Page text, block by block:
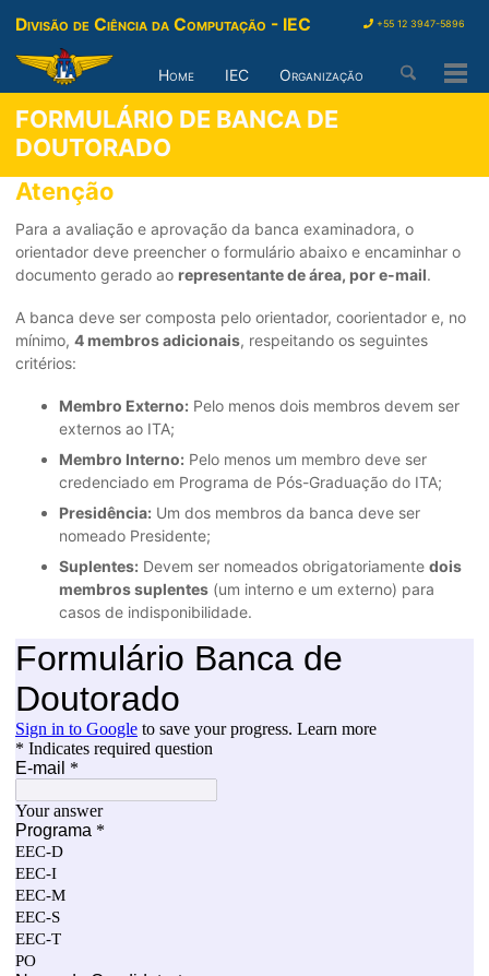
Divisão de Ciência da Computação - IEC +55 12 3947-5896
Home IEC Organização
FORMULÁRIO DE BANCA DE
DOUTORADO
Atenção
Para a avaliação e aprovação da banca examinadora, o
orientador deve preencher o formulário abaixo e encaminhar o
documento gerado ao representante de área, por e-mail.
A banca deve ser composta pelo orientador, coorientador e, no
mínimo, 4 membros adicionais, respeitando os seguintes
critérios:
Membro Externo: Pelo menos dois membros devem ser
externos ao ITA;
Membro Interno: Pelo menos um membro deve ser
credenciado em Programa de Pós-Graduação do ITA;
Presidência: Um dos membros da banca deve ser
nomeado Presidente;
Suplentes: Devem ser nomeados obrigatoriamente dois
membros suplentes (um interno e um externo) para
casos de indisponibilidade.